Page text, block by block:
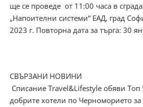
ще се проведе от 11:00 часа в
„Напоителни системи“ ЕАД, град
2023 г. Повторна дата за търга: 30
СВЪРЗАНИ НОВИНИ
Списание Travel&Lifestyle обяви
добрите хотели по Черноморието за